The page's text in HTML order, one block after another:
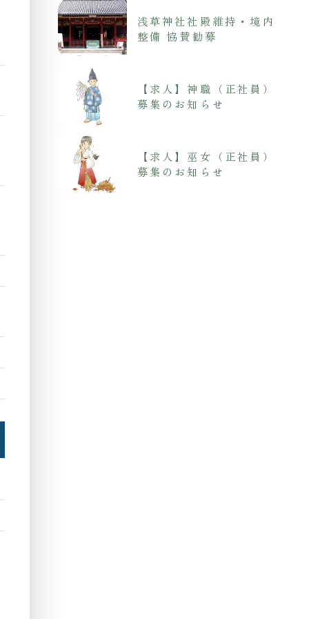
浅草神社社殿維持・境内
整備 協賛勧募
【求人】神職（正社員）
募集のお知らせ
【求人】巫女（正社員）
募集のお知らせ